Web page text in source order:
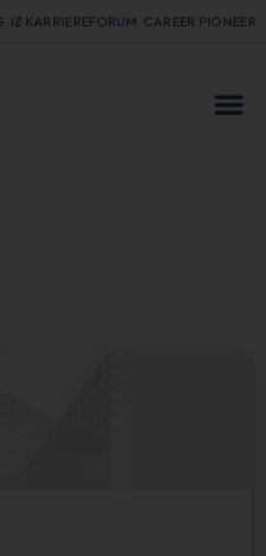
IZ KARRIEREFORUM CAREER PIONEER